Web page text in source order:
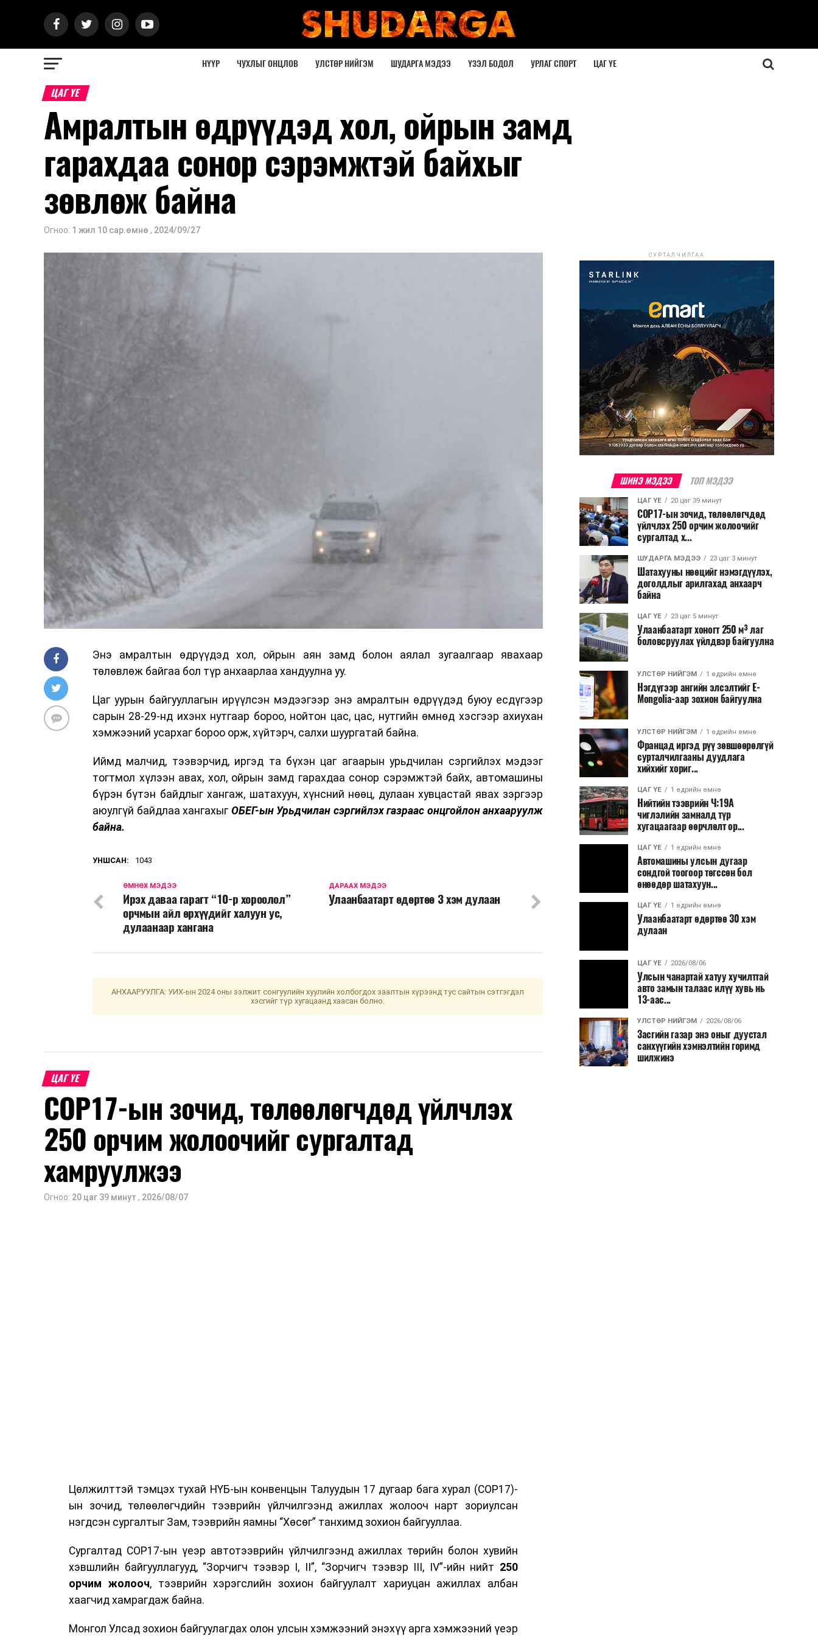
НҮҮР ЧУХЛЫГ ОНЦЛОВ УЛСТӨР НИЙГЭМ ШУДАРГА МЭДЭЭ ҮЗЭЛ БОДОЛ УРЛАГ СПОРТ ЦАГ ҮЕ
ЦАГ ҮЕ
Амралтын өдрүүдэд хол, ойрын замд
гарахдаа сонор сэрэмжтэй байхыг
зөвлөж байна
Огноо: 1 жил 10 сар.өмнө , 2024/09/27
Энэ амралтын өдрүүдэд хол, ойрын аян замд болон аялал зугаалгаар явахаар
төлөвлөж байгаа бол түр анхаарлаа хандуулна уу.
Цаг уурын байгууллагын ирүүлсэн мэдээгээр энэ амралтын өдрүүдэд буюу есдүгээр
сарын 28-29-нд ихэнх нутгаар бороо, нойтон цас, цас, нутгийн өмнөд хэсгээр ахиухан
хэмжээний усархаг бороо орж, хүйтэрч, салхи шуургатай байна.
Иймд малчид, тээвэрчид, иргэд та бүхэн цаг агаарын урьдчилан сэргийлэх мэдээг
тогтмол хүлээн авах, хол, ойрын замд гарахдаа сонор сэрэмжтэй байх, автомашины
бүрэн бүтэн байдлыг хангаж, шатахуун, хүнсний нөөц, дулаан хувцастай явах зэргээр
аюулгүй байдлаа хангахыг ОБЕГ-ын Урьдчилан сэргийлэх газраас онцгойлон анхааруулж
байна.
УНШСАН: 1043
ДАРААХ МЭДЭЭ
Улаанбаатарт өдөртөө 3 хэм дулаан
ӨМНӨХ МЭДЭЭ
Ирэх даваа гарагт “10-р хороолол”
орчмын айл өрхүүдийг халуун ус,
дулаанаар хангана
АНХААРУУЛГА: УИХ-ын 2024 оны ээлжит сонгуулийн хуулийн холбогдох заалтын хүрээнд тус сайтын сэтгэгдэл
хэсгийг түр хугацаанд хаасан болно.
ЦАГ ҮЕ
COP17-ын зочид, төлөөлөгчдөд үйлчлэх
250 орчим жолоочийг сургалтад
хамруулжээ
Огноо: 20 цаг 39 минут , 2026/08/07
Цөлжилттэй тэмцэх тухай НҮБ-ын конвенцын Талуудын 17 дугаар бага хурал (COP17)-
ын зочид, төлөөлөгчдийн тээврийн үйлчилгээнд ажиллах жолооч нарт зориулсан
нэгдсэн сургалтыг Зам, тээврийн яамны “Хөсөг” танхимд зохион байгууллаа.
Сургалтад COP17-ын үеэр автотээврийн үйлчилгээнд ажиллах төрийн болон хувийн
хэвшлийн байгууллагууд, “Зорчигч тээвэр I, II”, “Зорчигч тээвэр III, IV”-ийн нийт 250
орчим жолооч, тээврийн хэрэгслийн зохион байгуулалт хариуцан ажиллах албан
хаагчид хамрагдаж байна.
Монгол Улсад зохион байгуулагдах олон улсын хэмжээний энэхүү арга хэмжээний үеэр
СУРТАЛЧИЛГАА
ШИНЭ МЭДЭЭ ТОП МЭДЭЭ
ЦАГ ҮЕ 20 цаг 39 минут
COP17-ын зочид, төлөөлөгчдөд
үйлчлэх 250 орчим жолоочийг
сургалтад х...
ШУДАРГА МЭДЭЭ 23 цаг 3 минут
Шатахууны нөөцийг нэмэгдүүлэх,
доголдлыг арилгахад анхаарч
байна
ЦАГ ҮЕ 23 цаг 5 минут
Улаанбаатарт хоногт 250 м³ лаг
боловсруулах үйлдвэр байгуулна
УЛСТӨР НИЙГЭМ 1 өдрийн өмнө
Нэгдүгээр ангийн элсэлтийг E-
Mongolia-аар зохион байгуулна
УЛСТӨР НИЙГЭМ 1 өдрийн өмнө
Францад иргэд рүү зөвшөөрөлгүй
сурталчилгааны дуудлага
хийхийг хориг...
ЦАГ ҮЕ 1 өдрийн өмнө
Нийтийн тээврийн Ч:19А
чиглэлийн замналд түр
хугацаагаар өөрчлөлт ор...
ЦАГ ҮЕ 1 өдрийн өмнө
Автомашины улсын дугаар
сондгой тоогоор төгссөн бол
өнөөдөр шатахуун...
ЦАГ ҮЕ 1 өдрийн өмнө
Улаанбаатарт өдөртөө 30 хэм
дулаан
ЦАГ ҮЕ 2026/08/06
Улсын чанартай хатуу хучилттай
авто замын талаас илүү хувь нь
13-аас...
УЛСТӨР НИЙГЭМ 2026/08/06
Засгийн газар энэ оныг дуустал
санхүүгийн хэмнэлтийн горимд
шилжинэ